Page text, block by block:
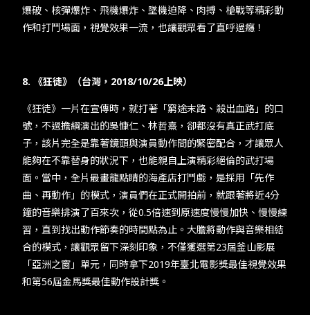
爆破、核彈爆炸、飛機爆炸、墜機迫降、肉搏、槍戰等精彩動
作和打鬥場面，視覺效果一流，也讓觀眾看了直呼過癮！
8. 《狂徒》（台灣，2018/10/26上映）
《狂徒》一片在宣傳時，就打著「窮途末路、殺出血路」的口
號，不過擔綱演出的吳慷仁、林哲熹，卻都沒有真正武打底
子，該片完全是靠著鏡頭與演員動作間的緊密配合，才讓眾人
能夠在不靠替身的狀況下，也能親自上演精彩絕倫的武打場
面。當中，全片最畫龍點睛的海產店打鬥戲，是採用「先作
曲、再動作」的模式，演員們在正式開拍前，就跟著將近4分
鐘的音樂排演了百來次，從0.5倍速到原速度慢慢加快、慢慢練
習，直到找出動作節奏的時間點為止。大膽將動作與音樂相結
合的模式，讓觀眾留下深刻印象，不僅獲選第23屆釜山影展
「亞洲之窗」單元，同時拿下2019年臺北電影獎最佳視覺效果
和第56屆金馬獎最佳動作設計獎。